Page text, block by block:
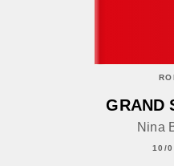
GRAND
Nina
10/